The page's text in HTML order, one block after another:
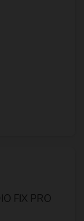
FIX PRO